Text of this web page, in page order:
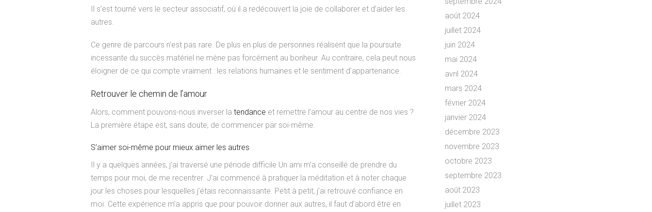
Il s’est tourné vers le secteur associatif, où il a redécouvert la joie de collaborer et d’aider les
autres.
Ce genre de parcours n’est pas rare. De plus en plus de personnes réalisent que la poursuite
incessante du succès matériel ne mène pas forcément au bonheur. Au contraire, cela peut nous
éloigner de ce qui compte vraiment : les relations humaines et le sentiment d’appartenance.
Retrouver le chemin de l’amour
Alors, comment pouvons-nous inverser la tendance et remettre l’amour au centre de nos vies ?
La première étape est, sans doute, de commencer par soi-même.
S’aimer soi-même pour mieux aimer les autres
Il y a quelques années, j’ai traversé une période difficile Un ami m’a conseillé de prendre du
temps pour moi, de me recentrer. J’ai commencé à pratiquer la méditation et à noter chaque
jour les choses pour lesquelles j’étais reconnaissante. Petit à petit, j’ai retrouvé confiance en
moi. Cette expérience m’a appris que pour pouvoir donner aux autres, il faut d’abord être en
août 2024
juillet 2024
juin 2024
mai 2024
avril 2024
mars 2024
février 2024
janvier 2024
décembre 2023
novembre 2023
octobre 2023
septembre 2023
août 2023
juillet 2023